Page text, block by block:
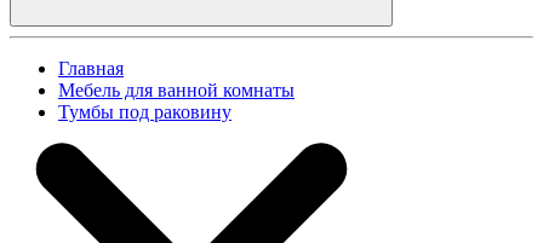
Главная
Мебель для ванной комнаты
Тумбы под раковину